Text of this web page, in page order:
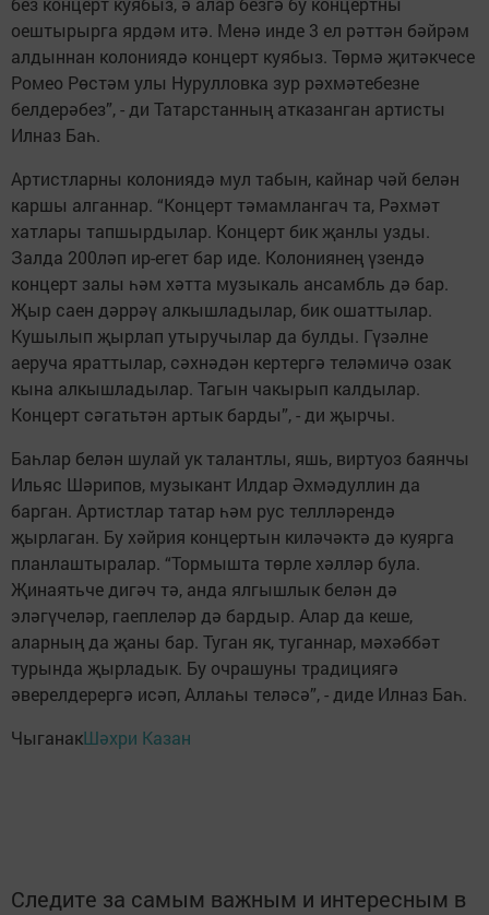
оештырырга ярдәм итә. Менә инде 3 ел рәттән бәйрәм
алдыннан колониядә концерт куябыз. Төрмә җитәкчесе
Ромео Рөстәм улы Нурулловка зур рәхмәтебезне
белдерәбез”, - ди Татарстанның атказанган артисты
Илназ Баһ.
Артистларны колониядә мул табын, кайнар чәй белән
каршы алганнар. “Концерт тәмамлангач та, Рәхмәт
хатлары тапшырдылар. Концерт бик җанлы узды.
Залда 200ләп ир-егет бар иде. Колониянең үзендә
концерт залы һәм хәтта музыкаль ансамбль дә бар.
Җыр саен дәррәү алкышладылар, бик ошаттылар.
Кушылып җырлап утыручылар да булды. Гүзәлне
аеруча яраттылар, сәхнәдән кертергә теләмичә озак
кына алкышладылар. Тагын чакырып калдылар.
Концерт сәгатьтән артык барды”, - ди җырчы.
Баһлар белән шулай ук талантлы, яшь, виртуоз баянчы
Ильяс Шәрипов, музыкант Илдар Әхмәдуллин да
барган. Артистлар татар һәм рус теллләрендә
җырлаган. Бу хәйрия концертын киләчәктә дә куярга
планлаштыралар. “Тормышта төрле хәлләр була.
Җинаятьче дигәч тә, анда ялгышлык белән дә
эләгүчеләр, гаеплеләр дә бардыр. Алар да кеше,
аларның да җаны бар. Туган як, туганнар, мәхәббәт
турында җырладык. Бу очрашуны традициягә
әверелдерергә исәп, Аллаһы теләсә”, - диде Илназ Баһ.
ЧыганакШәхри Казан
Следите за самым важным и интересным в